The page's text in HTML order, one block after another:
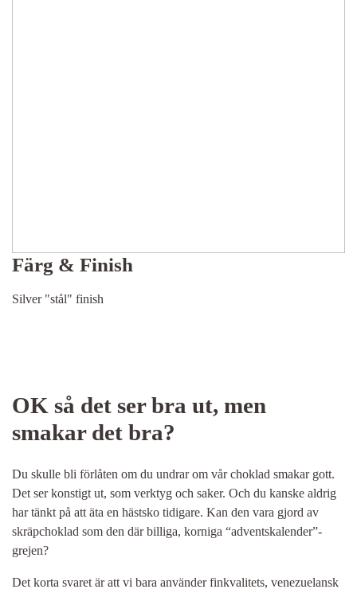
Färg & Finish
Silver "stål" finish
OK så det ser bra ut, men
smakar det bra?
Du skulle bli förlåten om du undrar om vår choklad smakar gott.
Det ser konstigt ut, som verktyg och saker. Och du kanske aldrig
har tänkt på att äta en hästsko tidigare. Kan den vara gjord av
skräpchoklad som den där billiga, korniga “adventskalender”-
grejen?
Det korta svaret är att vi bara använder finkvalitets, venezuelansk